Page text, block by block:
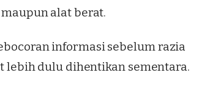
alat berat.
informasi sebelum razia
lebih dulu dihentikan sementara.